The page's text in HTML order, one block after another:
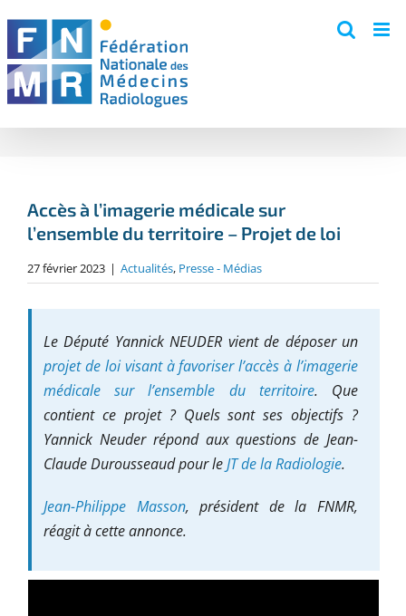
content
Accès à l’imagerie médicale sur
l’ensemble du territoire – Projet de loi
27 février 2023 | Actualités, Presse - Médias
Le Député Yannick NEUDER vient de déposer un
projet de loi visant à favoriser l’accès à l’imagerie
médicale sur l’ensemble du territoire. Que
contient ce projet ? Quels sont ses objectifs ?
Yannick Neuder répond aux questions de Jean-
Claude Durousseaud pour leJT de la Radiologie.
Jean-Philippe Masson, président de la FNMR,
réagit à cette annonce.